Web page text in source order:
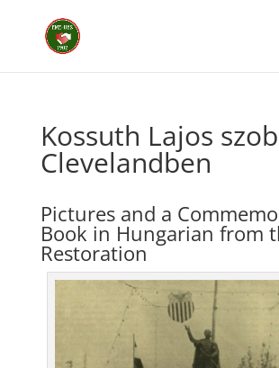
Kossuth Lajos
Clevelandben
Pictures and a
Book in Hungarian from
Restoration